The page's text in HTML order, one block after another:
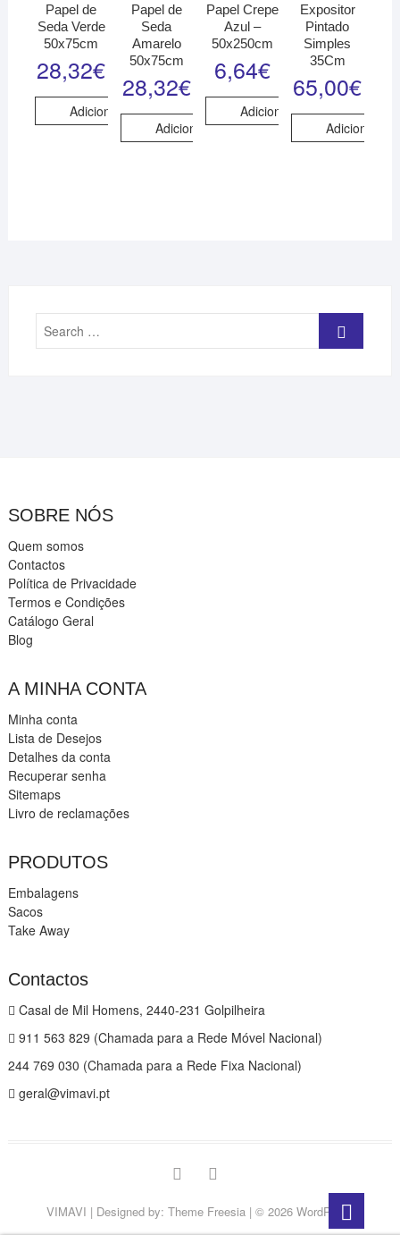
Papel de
Seda Verde
50x75cm
28,32€
Adicionar
Papel de
Seda
Amarelo
50x75cm
28,32€
Adicionar
Papel Crepe
Azul –
50x250cm
6,64€
Adicionar
Expositor
Pintado
Simples
35Cm
65,00€
Adicionar
Search
SOBRE NÓS
Quem somos
Contactos
Política de Privacidade
Termos e Condições
Catálogo Geral
Blog
A MINHA CONTA
Minha conta
Lista de Desejos
Detalhes da conta
Recuperar senha
Sitemaps
Livro de reclamações
PRODUTOS
Embalagens
Sacos
Take Away
Contactos
Casal de Mil Homens, 2440-231 Golpilheira
911 563 829 (Chamada para a Rede Móvel Nacional)
244 769 030 (Chamada para a Rede Fixa Nacional)
geral@vimavi.pt
Facebook
VIMAVI | Designed by: Theme Freesia | © 2026 WordPress
Go
to